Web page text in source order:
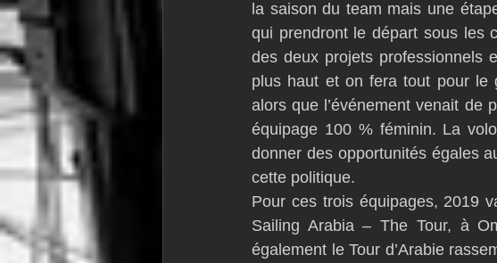
la saison du team mais une
qui prendront le départ sous les
des deux projets professionnels
plus haut et on fera tout pour le
alors que l’événement venait de
équipage 100 % féminin. La
donner des opportunités égales
cette politique.
Pour ces trois équipages, 2019
Sailing Arabia – The Tour, à
également le Tour d’Arabie